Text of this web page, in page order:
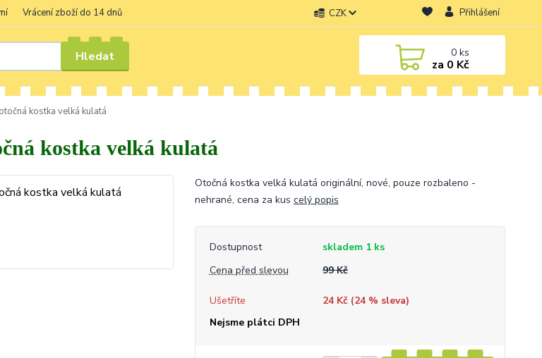
Vrácení zboží do 14 dnů CZK Přihlášení
Hledat 0ks
za 0 Kč
kostka velká kulatá
kostka velká kulatá
Otočná kostka velká kulatá originální, nové, pouze rozbaleno -
nehrané, cena za kus celý popis
Dostupnost
skladem 1 ks
Cena před slevou
99 Kč
Ušetříte 24 Kč (24% sleva)
Nejsme plátci DPH